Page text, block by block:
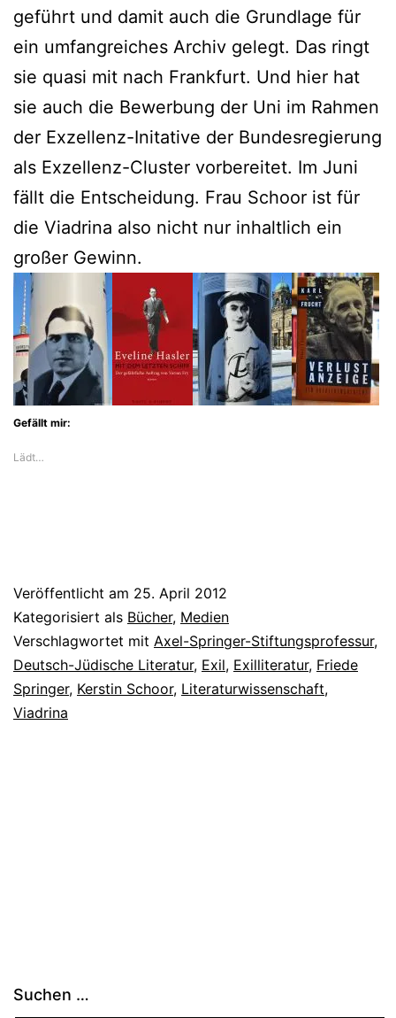
geführt und damit auch die Grundlage für
ein umfangreiches Archiv gelegt. Das ringt
sie quasi mit nach Frankfurt. Und hier hat
sie auch die Bewerbung der Uni im Rahmen
der Exzellenz-Initative der Bundesregierung
als Exzellenz-Cluster vorbereitet. Im Juni
fällt die Entscheidung. Frau Schoor ist für
die Viadrina also nicht nur inhaltlich ein
großer Gewinn.
Gefällt mir:
Lädt…
Veröffentlicht am 25. April 2012
Kategorisiert als Bücher, Medien
Verschlagwortet mit Axel-Springer-Stiftungsprofessur,
Deutsch-Jüdische Literatur, Exil, Exilliteratur, Friede
Springer, Kerstin Schoor, Literaturwissenschaft,
Viadrina
Suchen …